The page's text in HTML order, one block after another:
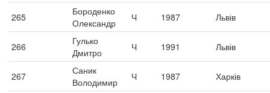
265
Бороденко
Олександр
Ч 1987 Львів
266
Гулько
Дмитро
Ч 1991 Львів
267
Саник
Володимир
Ч 1987 Харків